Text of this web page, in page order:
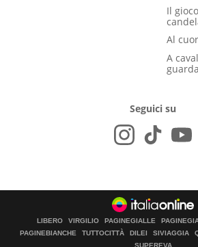
Il
Al
A
Seguici su
LIBERO VIRGILIO PAGINEGIALLE
PAGINEBIANCHE
TUTTOCITTÀ DILEI SIVIAGGIA